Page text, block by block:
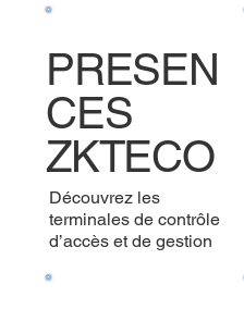
PRESEN
CES
ZKTECO
Découvrez les
terminales de contrôle
d’accès et de gestion